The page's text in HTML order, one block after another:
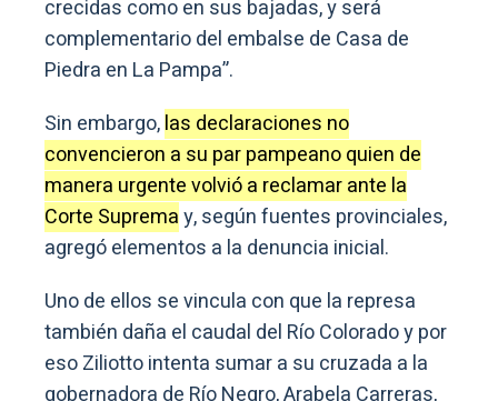
crecidas como en sus bajadas, y será
complementario del embalse de Casa de
Piedra en La Pampa”.
Sin embargo,las declaraciones no
convencieron a su par pampeano quien de
manera urgente volvió a reclamar ante la
Corte Supremay, según fuentes provinciales,
agregó elementos a la denuncia inicial.
Uno de ellos se vincula con que la represa
también daña el caudal del Río Colorado y por
eso Ziliotto intenta sumar a su cruzada a la
gobernadora de Río Negro, Arabela Carreras,